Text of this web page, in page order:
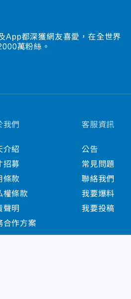
App都深獲網友喜愛，在全世界
萬粉絲。
我們
介紹
招募
條款
權條款
聲明
合作方案
客服資訊
公告
常見問題
聯絡我們
我要爆料
我要投稿